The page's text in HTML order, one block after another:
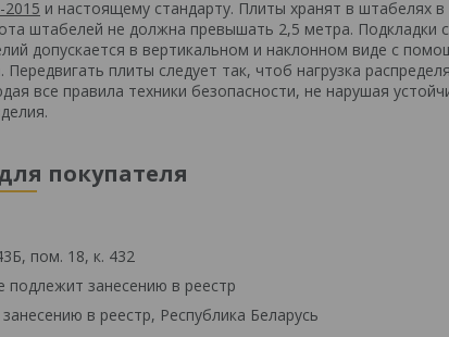
и настоящему стандарту. Плиты хранят в штабелях в
штабелей не должна превышать 2,5 метра. Подкладки
допускается в вертикальном и наклонном виде с
плиты следует так, чтоб нагрузка
все правила техники безопасности, не нарушая
покупателя
пом. 18, к. 432
подлежит занесению в реестр
в реестр, Республика Беларусь